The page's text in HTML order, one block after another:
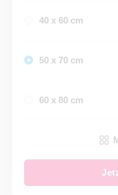
40 x 60 cm
50 x 70 cm
60 x 80 cm